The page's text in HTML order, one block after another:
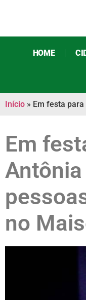
HOME
Início » Em festa
Em
no